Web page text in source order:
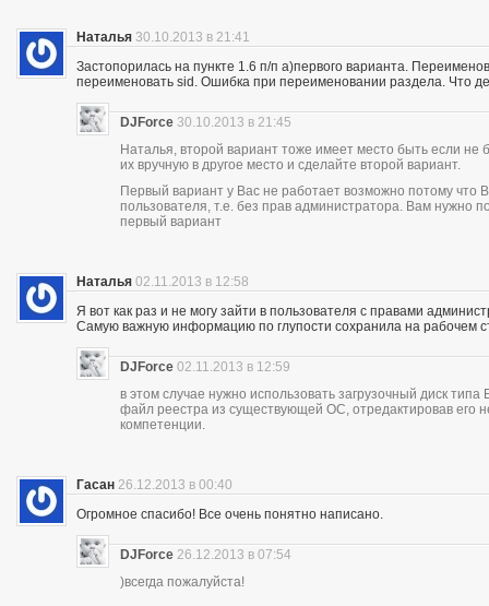
Наталья 30.10.2013 в 21:41
Застопорилась на пункте 1.6 п/п а)первого варианта.
переименовать sid. Ошибка при переименовании раздела. Что
DJForce 30.10.2013 в 21:45
Наталья, второй вариант тоже имеет место быть если не
их вручную в другое место и сделайте второй вариант.
Первый вариант у Вас не работает возможно потому что
пользователя, т.е. без прав администратора. Вам нужно
первый вариант
Наталья 02.11.2013 в 12:58
Я вот как раз и не могу зайти в пользователя с правами
Самую важную информацию по глупости сохранила на рабочем
DJForce 02.11.2013 в 12:59
в этом случае нужно использовать загрузочный диск
файл реестра из существующей ОС, отредактировав его
компетенции.
Гасан 26.12.2013 в 00:40
Огромное спасибо! Все очень понятно написано.
DJForce 26.12.2013 в 07:54
)всегда пожалуйста!